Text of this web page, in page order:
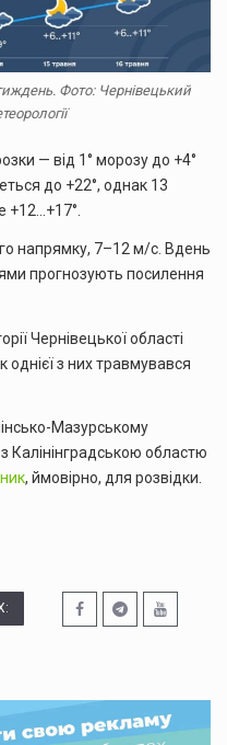
Фото: Чернівецький
— від 1° морозу до +4°
до +22°, однак 13
напрямку, 7–12 м/с. Вдень
прогнозують посилення
Чернівецької області
однієї з них травмувався
Мазурському
Калінінградською областю
, ймовірно, для розвідки.